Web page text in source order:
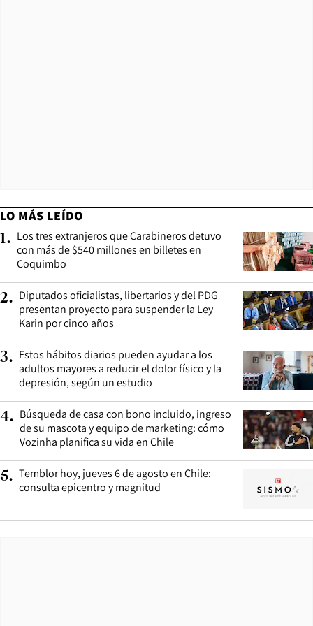
LO MÁS LEÍDO
1. Los tres extranjeros que Carabineros detuvo
con más de $540 millones en billetes en
Coquimbo
2. Diputados oficialistas, libertarios y del PDG
presentan proyecto para suspender la Ley
Karin por cinco años
3. Estos hábitos diarios pueden ayudar a los
adultos mayores a reducir el dolor físico y la
depresión, según un estudio
4. Búsqueda de casa con bono incluido, ingreso
de su mascota y equipo de marketing: cómo
Vozinha planifica su vida en Chile
5. Temblor hoy, jueves 6 de agosto en Chile:
consulta epicentro y magnitud